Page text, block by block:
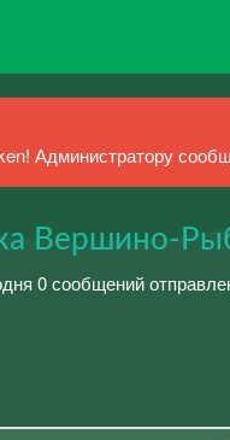
Администратору
Вершино-
0 сообщений